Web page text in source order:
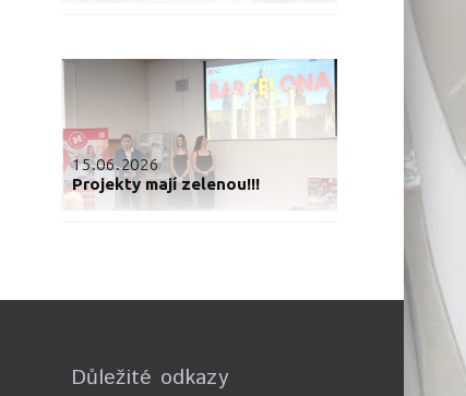
15.06.2026
Projekty mají zelenou!!!
Důležité odkazy